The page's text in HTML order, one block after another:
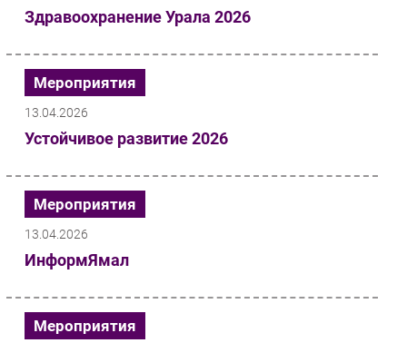
Здравоохранение Урала 2026
Мероприятия
13.04.2026
Устойчивое развитие 2026
Мероприятия
13.04.2026
ИнформЯмал
Мероприятия